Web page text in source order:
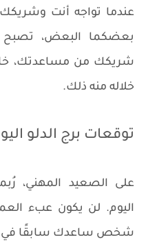
عندما تواجه أنت
بعضكما البعض، تصبح
شريكك من مساعدتك،
خلاله منه ذلك.
توقعات برج الدلو
على الصعيد المهني،
اليوم. لن يكون عبء
شخص ساعدك سابقًا في